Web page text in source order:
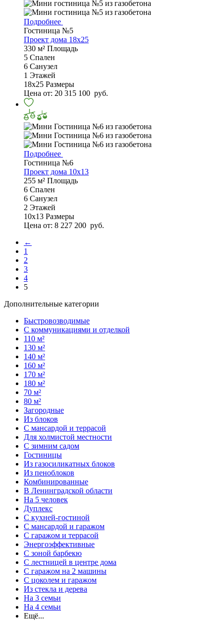
Подробнее
Гостиница №5
Проект дома 18х25
330 м² Площадь
5 Спален
6 Санузел
1 Этажей
18х25 Размеры
Цена от: 20 315 100 руб.
Подробнее
Гостиница №6
Проект дома 10х13
255 м² Площадь
6 Спален
6 Санузел
2 Этажей
10х13 Размеры
Цена от: 8 227 200 руб.
←
1
2
3
4
5
Дополнительные категории
Быстровозводимые
С коммуникациями и отделкой
110 м²
130 м²
140 м²
160 м²
170 м²
180 м²
70 м²
80 м²
Загородные
Из блоков
С мансардой и террасой
Для холмистой местности
С зимним садом
Гостиницы
Из газосиликатных блоков
Из пеноблоков
Комбинированные
В Ленинградской области
На 5 человек
Дуплекс
С кухней-гостиной
С мансардой и гаражом
С гаражом и террасой
Энергоэффективные
С зоной барбекю
С лестницей в центре дома
С гаражом на 2 машины
С цоколем и гаражом
Из стекла и дерева
На 3 семьи
На 4 семьи
Ещё...